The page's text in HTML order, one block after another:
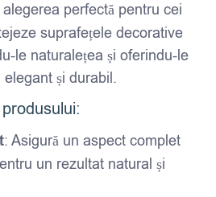
perfectă pentru cei
suprafețele decorative
le naturalețea și oferindu-le
și durabil.
: Asigură un aspect complet
un rezultat natural și